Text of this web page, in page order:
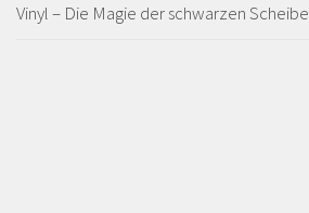
Vinyl – Die Magie der schwarzen Scheibe